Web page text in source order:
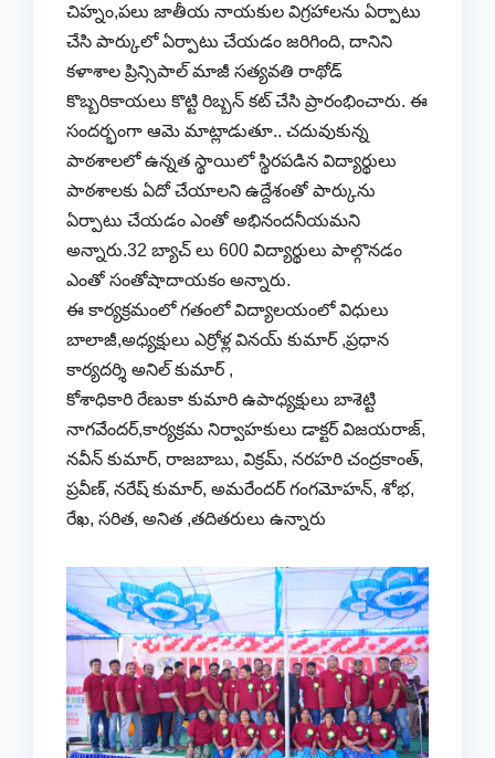
చిహ్నం,పలు జాతీయ నాయకుల విగ్రహాలను ఏర్పాటు
చేసి పార్కులో ఏర్పాటు చేయడం జరిగింది, దానిని
కళాశాల ప్రిన్సిపాల్ మాజీ సత్యవతి రాథోడ్
కొబ్బరికాయలు కొట్టి రిబ్బన్ కట్ చేసి ప్రారంభించారు. ఈ
సందర్భంగా ఆమె మాట్లాడుతూ.. చదువుకున్న
పాఠశాలలో ఉన్నత స్థాయిలో స్థిరపడిన విద్యార్థులు
పాఠశాలకు ఏదో చేయాలని ఉద్దేశంతో పార్కును
ఏర్పాటు చేయడం ఎంతో అభినందనీయమని
అన్నారు.32 బ్యాచ్‌ లు 600 విద్యార్థులు పాల్గొనడం
ఎంతో సంతోషాదాయకం అన్నారు.
ఈ కార్యక్రమంలో గతంలో విద్యాలయంలో విధులు
బాలాజీ,అధ్యక్షులు ఎర్రోళ్ల వినయ్ కుమార్ ,ప్రధాన
కార్యదర్శి అనిల్ కుమార్ ,
కోశాధికారి రేణుకా కుమారి ఉపాధ్యక్షులు బాశెట్టి
నాగవేందర్,కార్యక్రమ నిర్వాహకులు డాక్టర్ విజయరాజ్,
నవీన్ కుమార్, రాజబాబు, విక్రమ్, నరహరి చంద్రకాంత్,
ప్రవీణ్, నరేష్ కుమార్, అమరేందర్ గంగమోహన్, శోభ,
రేఖ, సరిత, అనిత ,తదితరులు ఉన్నారు